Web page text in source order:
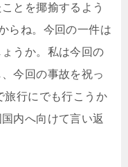
とを揶揄するよう
らね。今回の一件は
うか。私は今回の
今回の事故を祝っ
旅行にでも行こうか
内へ向けて言い返